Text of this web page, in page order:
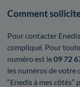
Comment
Pour contacter
compliqué. Pour
numéro est le09 72
les numéros de
“Enedis à mes côtés”